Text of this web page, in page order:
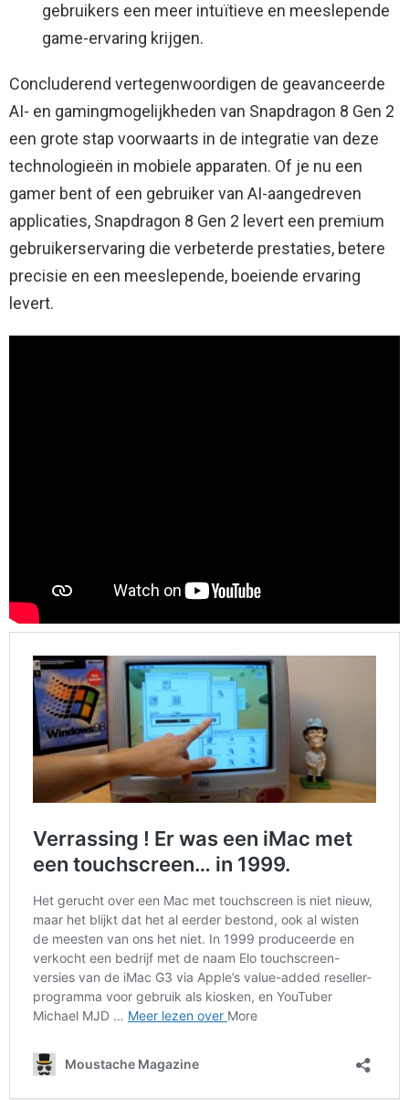
gebruikers een meer intuïtieve en meeslepende
game-ervaring krijgen.
Concluderend vertegenwoordigen de geavanceerde
AI- en gamingmogelijkheden van Snapdragon 8 Gen 2
een grote stap voorwaarts in de integratie van deze
technologieën in mobiele apparaten. Of je nu een
gamer bent of een gebruiker van AI-aangedreven
applicaties, Snapdragon 8 Gen 2 levert een premium
gebruikerservaring die verbeterde prestaties, betere
precisie en een meeslepende, boeiende ervaring
levert.